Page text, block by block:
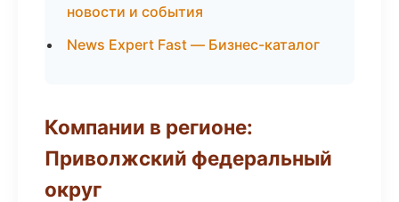
новости и события
News Expert Fast — Бизнес-каталог
Компании в регионе:
Приволжский федеральный
округ